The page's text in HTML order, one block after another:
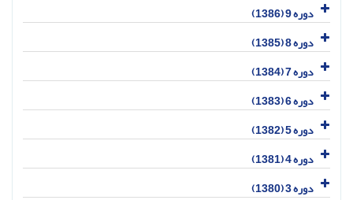
دوره 9 (1386)
دوره 8 (1385)
دوره 7 (1384)
دوره 6 (1383)
دوره 5 (1382)
دوره 4 (1381)
دوره 3 (1380)